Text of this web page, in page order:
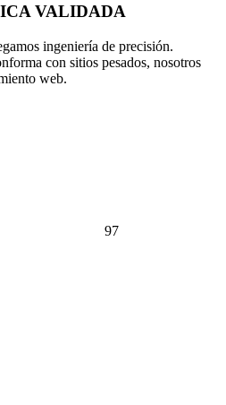
VALIDADA
ingeniería de precisión.
con sitios pesados, nosotros
web.
97